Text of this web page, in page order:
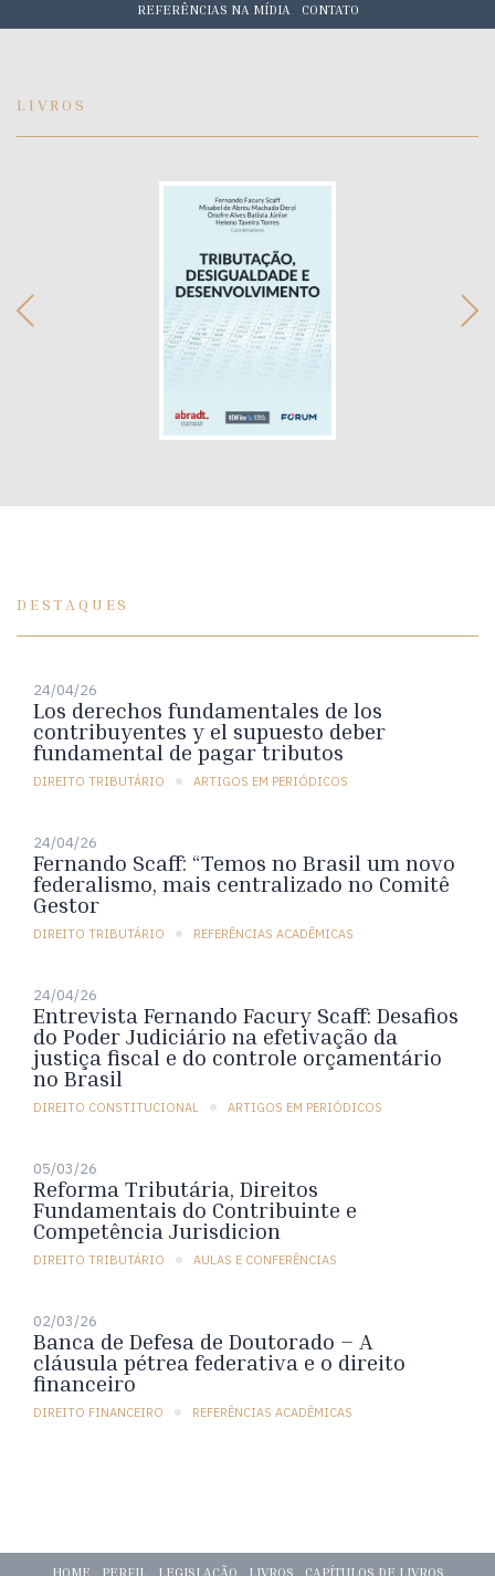
REFERÊNCIAS NA MÍDIA CONTATO
LIVROS
DESTAQUES
24/04/26
Los derechos fundamentales de los
contribuyentes y el supuesto deber
fundamental de pagar tributos
DIREITO TRIBUTÁRIO ARTIGOS EM PERIÓDICOS
24/04/26
Fernando Scaff: “Temos no Brasil um novo
federalismo, mais centralizado no Comitê
Gestor
DIREITO TRIBUTÁRIO REFERÊNCIAS ACADÊMICAS
24/04/26
Entrevista Fernando Facury Scaff: Desafios
do Poder Judiciário na efetivação da
justiça fiscal e do controle orçamentário
no Brasil
DIREITO CONSTITUCIONAL ARTIGOS EM PERIÓDICOS
05/03/26
Reforma Tributária, Direitos
Fundamentais do Contribuinte e
Competência Jurisdicion
DIREITO TRIBUTÁRIO AULAS E CONFERÊNCIAS
02/03/26
Banca de Defesa de Doutorado – A
cláusula pétrea federativa e o direito
financeiro
DIREITO FINANCEIRO REFERÊNCIAS ACADÊMICAS
HOME PERFIL LEGISLAÇÃO LIVROS CAPÍTULOS DE LIVROS